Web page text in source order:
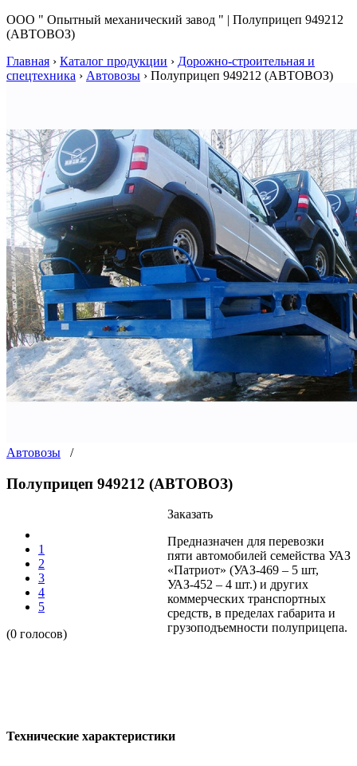
ООО " Опытный механический завод " | Полуприцеп 949212
(АВТОВОЗ)
Главная › Каталог продукции › Дорожно-строительная и
спецтехника › Автовозы › Полуприцеп 949212 (АВТОВОЗ)
Автовозы /
Полуприцеп 949212 (АВТОВОЗ)
1
2
3
4
5
(0 голосов)
Заказать
Предназначен для перевозки
пяти автомобилей семейства УАЗ
«Патриот» (УАЗ-469 – 5 шт,
УАЗ-452 – 4 шт.) и других
коммерческих транспортных
средств, в пределах габарита и
грузоподъемности полуприцепа.
Технические характеристики